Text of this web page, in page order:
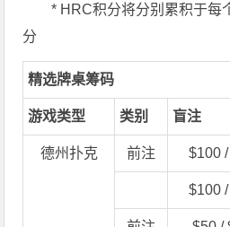
* HRC积分将分别累积于每
分
精选牌桌筹码
游戏类型 类别 盲注
德州扑克 前注 $100
$100